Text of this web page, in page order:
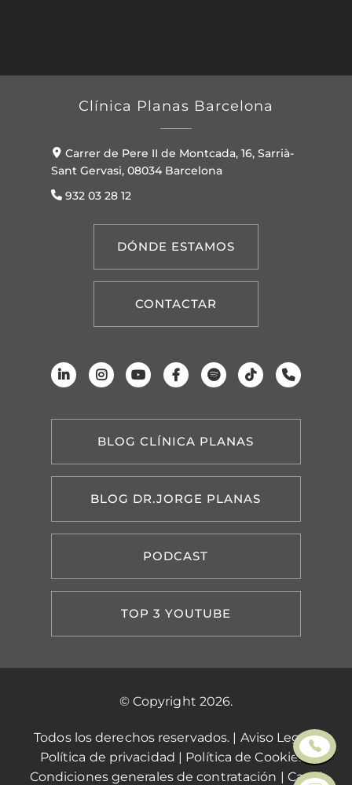
Clínica Planas Barcelona
Carrer de Pere II de Montcada, 16, Sarrià-
Sant Gervasi, 08034 Barcelona
932 03 28 12
DÓNDE ESTAMOS
CONTACTAR
BLOG CLÍNICA PLANAS
BLOG DR.JORGE PLANAS
PODCAST
TOP 3 YOUTUBE
© Copyright 2026.
Todos los derechos reservados. | Aviso Legal|
Política de privacidad | Política de Cookies|
Condiciones generales de contratación | Canal